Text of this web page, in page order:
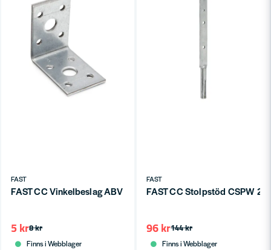
FAST
FAST CC Vinkelbeslag ABV 50x50x2,5x35
8 kr
5 kr
Finns i Webblager
FAST
FAST CC Stolpstöd CSPW
144 kr
96 kr
Finns i Webblager